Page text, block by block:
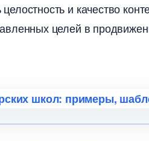
и качество
целей в